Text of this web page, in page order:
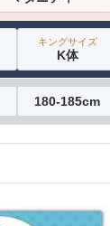
キングサイズ
K体
180-185cm